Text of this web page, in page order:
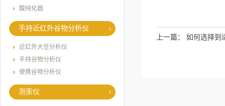
酸纯化器
手持近红外谷物分析仪
近红外大豆分析仪
手持谷物分析仪
便携谷物分析仪
测汞仪
上一篇： 如何选择到